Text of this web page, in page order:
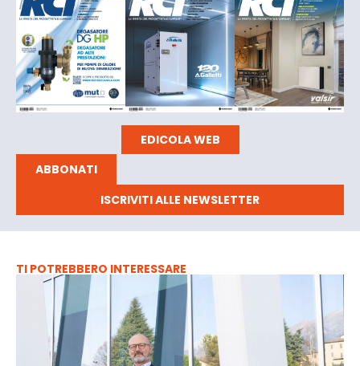
EDICOLA WEB
ABBONATI
ISCRIVITI ALLE NEWSLETTER
TI POTREBBERO INTERESSARE